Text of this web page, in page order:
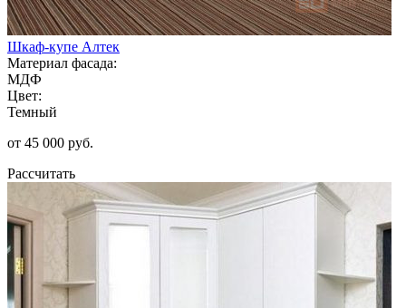
Шкаф-купе Алтек
Материал фасада:
МДФ
Цвет:
Темный
от 45 000 руб.
Рассчитать